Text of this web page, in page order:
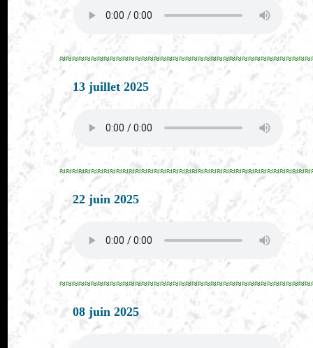
13 juillet 2025
22 juin 2025
08 juin 2025